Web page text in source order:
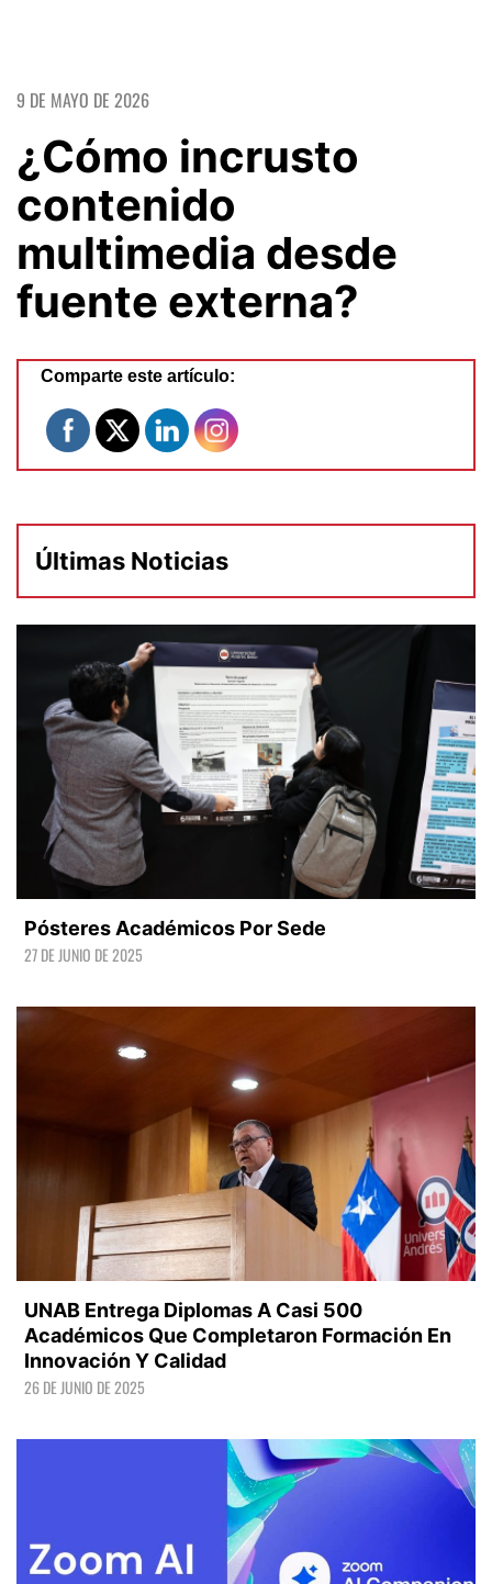
9 DE MAYO DE 2026
¿Cómo incrusto
contenido
multimedia desde
fuente externa?
Comparte este artículo:
Últimas Noticias
Pósteres Académicos Por Sede
27 DE JUNIO DE 2025
UNAB Entrega Diplomas A Casi 500
Académicos Que Completaron Formación En
Innovación Y Calidad
26 DE JUNIO DE 2025